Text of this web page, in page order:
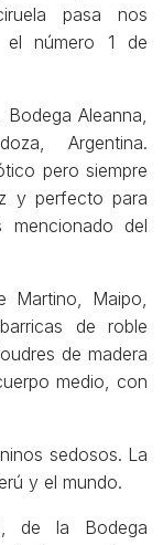
pasa nos
número 1 de
Bodega Aleanna,
Argentina.
pero siempre
y perfecto para
del
Martino, Maipo,
de roble
de madera
medio, con
sedosos. La
y el mundo.
de la Bodega